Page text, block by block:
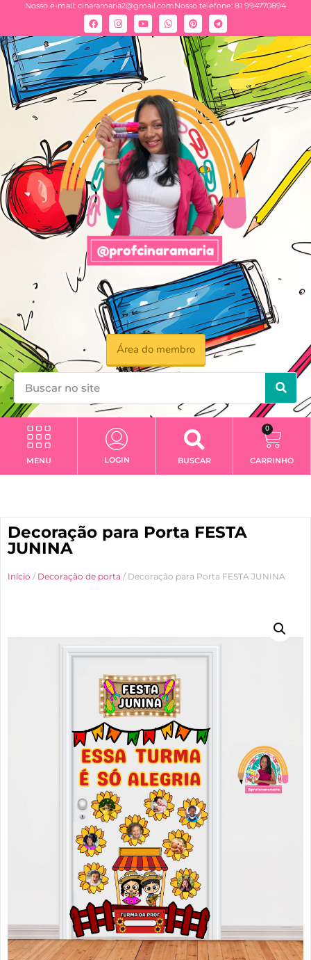
Nosso e-mail: cinaramaria2@gmail.comNosso telefone: 81 994770894
Área do membro
MENU LOGIN BUSCAR
0
CARRINHO
Decoração para Porta FESTA
JUNINA
Início / Decoração de porta / Decoração para Porta FESTA JUNINA